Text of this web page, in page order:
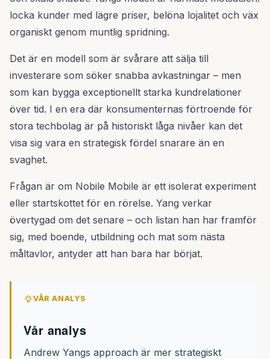
locka kunder med lägre priser, belöna lojalitet och väx
organiskt genom muntlig spridning.
Det är en modell som är svårare att sälja till
investerare som söker snabba avkastningar – men
som kan bygga exceptionellt starka kundrelationer
över tid. I en era där konsumenternas förtroende för
stora techbolag är på historiskt låga nivåer kan det
visa sig vara en strategisk fördel snarare än en
svaghet.
Frågan är om Nobile Mobile är ett isolerat experiment
eller startskottet för en rörelse. Yang verkar
övertygad om det senare – och listan han har framför
sig, med boende, utbildning och mat som nästa
måltavlor, antyder att han bara har börjat.
VÅR ANALYS
Vår analys
Andrew Yangs approach är mer strategiskt